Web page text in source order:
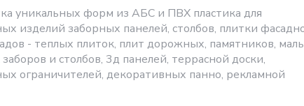
уникальных форм из АБС и ПВХ пластика для
изделий заборных панелей, столбов, плитки
- теплых плиток, плит дорожных, памятников,
и столбов, 3д панелей, террасной доски,
ограничителей, декоративных панно, рекламной